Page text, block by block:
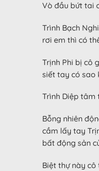
Vò đầu bứt tai
Trình Bạch
rơi em thì có
Trịnh Phi bị cô
siết tay có sao
Trình Diệp tâm
Bỗng nhiên
cầm lấy tay
bất động sản
Biệt thự này